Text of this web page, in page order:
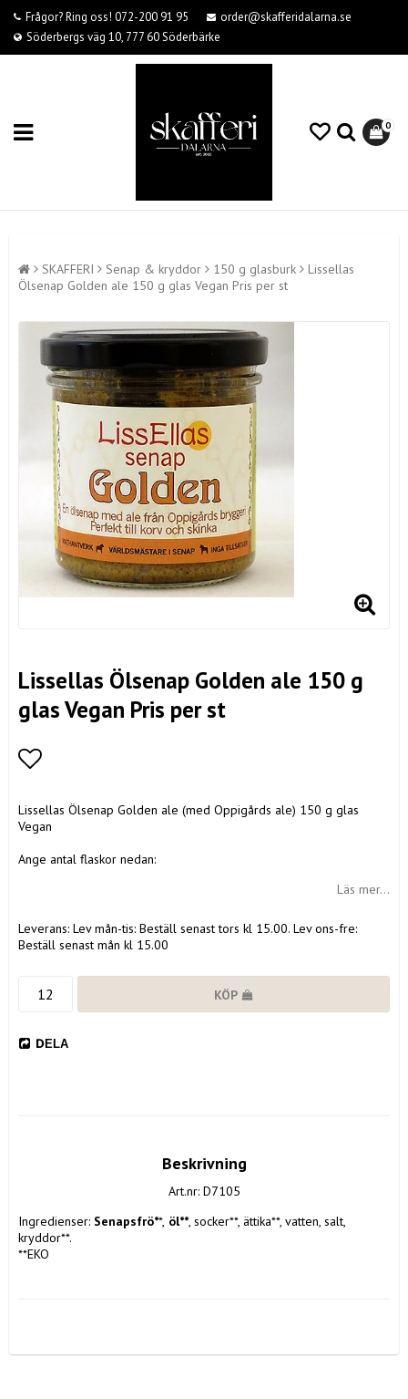
Frågor? Ring oss! 072-200 91 95
order@skafferidalarna.se
Söderbergs väg 10, 777 60 Söderbärke
0
SKAFFERI Senap & kryddor 150 g glasburk
Lissellas
Ölsenap Golden ale 150 g glas Vegan Pris per st
Lissellas Ölsenap Golden ale 150 g
glas Vegan Pris per st
Lissellas Ölsenap Golden ale (med Oppigårds ale) 150 g glas
Vegan
Ange antal flaskor nedan:
Läs mer...
Leverans: Lev mån-tis: Beställ senast tors kl 15.00. Lev ons-fre:
Beställ senast mån kl 15.00
KÖP
DELA
Beskrivning
Art.nr: D7105
Ingredienser: Senapsfrö**, öl**, socker**, ättika**, vatten, salt,
kryddor**.
**EKO